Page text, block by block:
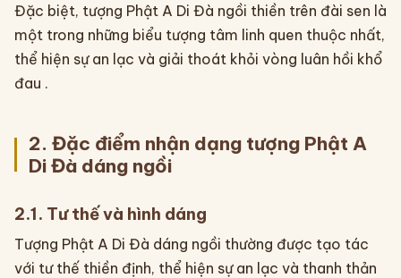
Đặc biệt, tượng Phật A Di Đà ngồi thiền trên đài sen là
một trong những biểu tượng tâm linh quen thuộc nhất,
thể hiện sự an lạc và giải thoát khỏi vòng luân hồi khổ
đau .
2. Đặc điểm nhận dạng tượng Phật A
Di Đà dáng ngồi
2.1. Tư thế và hình dáng
Tượng Phật A Di Đà dáng ngồi thường được tạo tác
với tư thế thiền định, thể hiện sự an lạc và thanh thản